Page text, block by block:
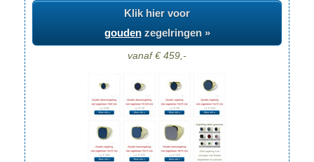
Klik hier voor
goudenzegelringen »
vanaf € 459,-